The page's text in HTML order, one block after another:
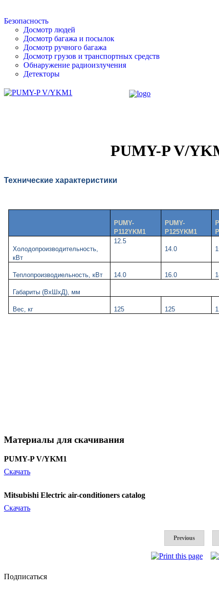
Безопасность
Досмотр людей
Досмотр багажа и посылок
Досмотр ручного багажа
Досмотр грузов и транспортных средств
Обнаружение радиоизлучения
Детекторы
PUMY-P V/
Технические характеристики
PUMY-
P112YKM1
PUMY-
P125YKM1
Холодопроизводительность,
кВт
12.5
14.0
Теплопроизводиельность, кВт 14.0 16.0
Габариты (ВxШxД), мм
Вес, кг 125 125
Материалы для скачивания
PUMY-P V/YKM1
Скачать
Mitsubishi Electric air-conditioners catalog
Скачать
Previous
Подписаться